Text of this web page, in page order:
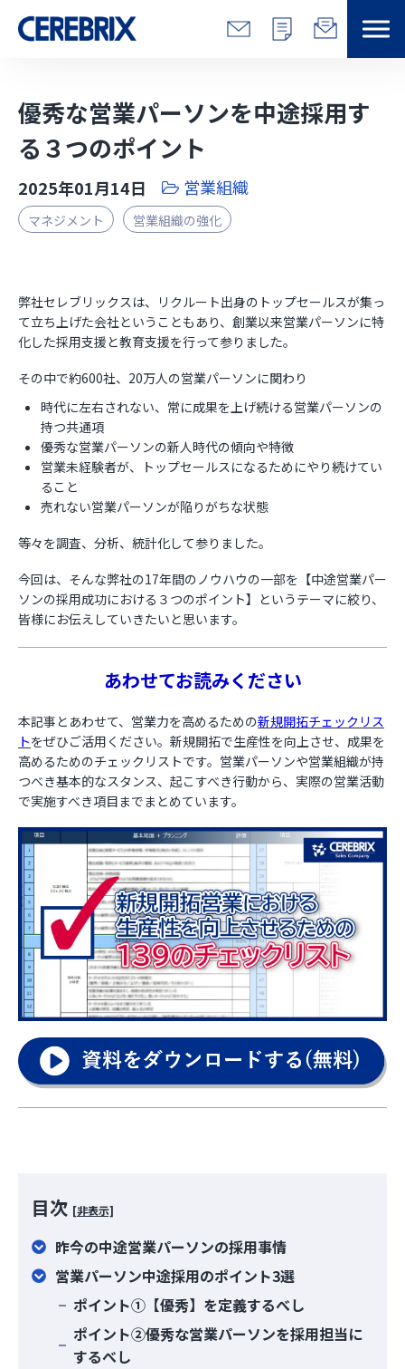
解決できる課題
サービス
コラム/営総研
セミナー
お役立ち資料
優秀な営業パーソンを中途採用す
る３つのポイント
2025年01月14日 営業組織
マネジメント 営業組織の強化
弊社セレブリックスは、リクルート出身のトップセールスが集っ
て立ち上げた会社ということもあり、創業以来営業パーソンに特
化した採用支援と教育支援を行って参りました。
その中で約600社、20万人の営業パーソンに関わり
時代に左右されない、常に成果を上げ続ける営業パーソンの
持つ共通項
優秀な営業パーソンの新人時代の傾向や特徴
営業未経験者が、トップセールスになるためにやり続けてい
ること
売れない営業パーソンが陥りがちな状態
等々を調査、分析、統計化して参りました。
今回は、そんな弊社の17年間のノウハウの一部を【中途営業パー
ソンの採用成功における３つのポイント】というテーマに絞り、
皆様にお伝えしていきたいと思います。
あわせてお読みください
本記事とあわせて、営業力を高めるための新規開拓チェックリス
トをぜひご活用ください。新規開拓で生産性を向上させ、成果を
高めるためのチェックリストです。営業パーソンや営業組織が持
つべき基本的なスタンス、起こすべき行動から、実際の営業活動
で実施すべき項目までまとめています。
目次 [非表示]
昨今の中途営業パーソンの採用事情
営業パーソン中途採用のポイント3選
ポイント①【優秀】を定義するべし
ポイント②優秀な営業パーソンを採用担当に
するべし